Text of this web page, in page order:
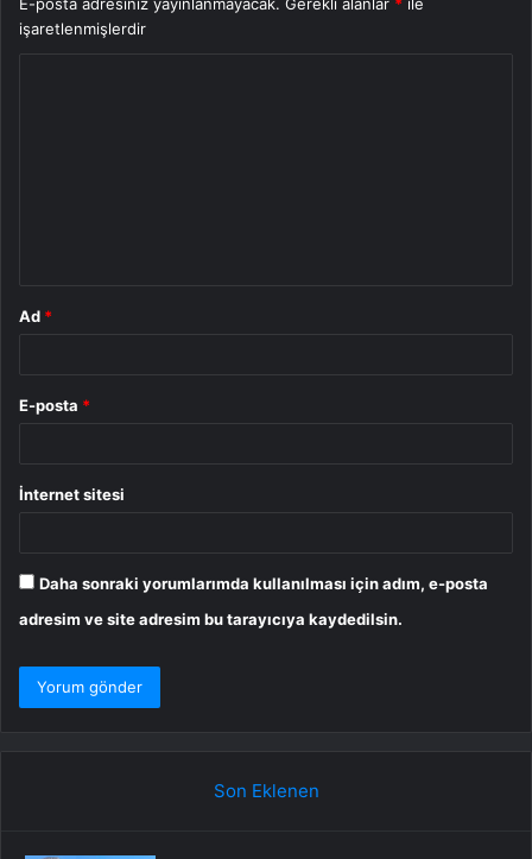
E-posta adresiniz yayınlanmayacak. Gerekli alanlar * ile
işaretlenmişlerdir
Ad *
E-posta *
İnternet sitesi
Daha sonraki yorumlarımda kullanılması için adım, e-posta
adresim ve site adresim bu tarayıcıya kaydedilsin.
Son Eklenen